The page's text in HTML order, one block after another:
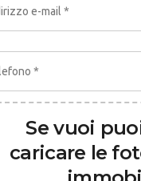
Se vuoi
caricare le